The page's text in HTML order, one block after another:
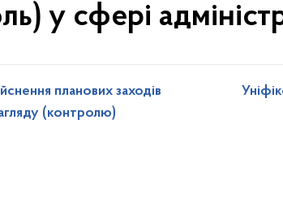
у сфері
планових заходів
(контролю)